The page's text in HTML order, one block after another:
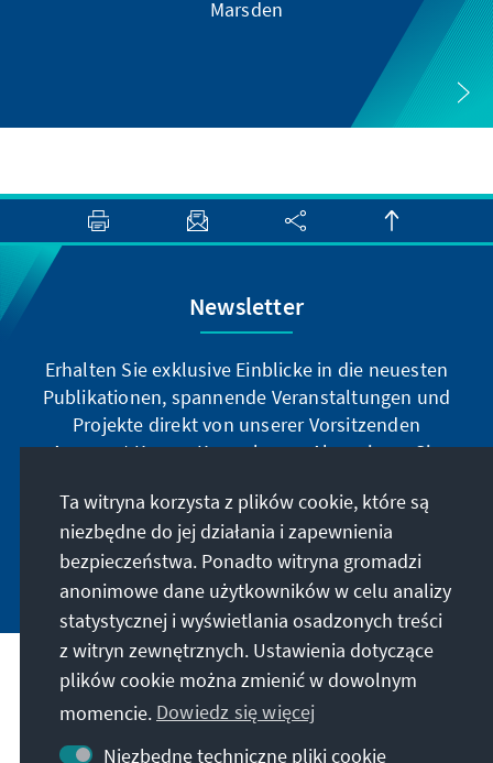
Marsden
Newsletter
Erhalten Sie exklusive Einblicke in die neuesten
Publikationen, spannende Veranstaltungen und
Projekte direkt von unserer Vorsitzenden
Annegret Kramp-Karrenbauer. Abonnieren Sie
auf dem Laufenden.
Jetzt abonnieren
Nasza misja
Kontakt
Ta witryna korzysta z plików cookie, które są
niezbędne do jej działania i zapewnienia
bezpieczeństwa. Ponadto witryna gromadzi
anonimowe dane użytkowników w celu analizy
statystycznej i wyświetlania osadzonych treści
z witryn zewnętrznych. Ustawienia dotyczące
plików cookie można zmienić w dowolnym
momencie. Dowiedz się więcej
Niezbędne techniczne pliki cookie